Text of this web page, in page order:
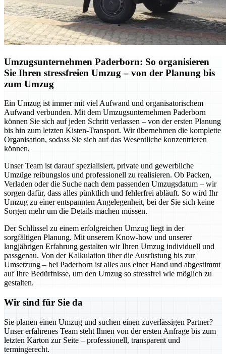
Umzugsunternehmen Paderborn: So organisieren
Sie Ihren stressfreien Umzug – von der Planung bis
zum Umzug
Ein Umzug ist immer mit viel Aufwand und organisatorischem
Aufwand verbunden. Mit dem Umzugsunternehmen Paderborn
können Sie sich auf jeden Schritt verlassen – von der ersten Planung
bis hin zum letzten Kisten-Transport. Wir übernehmen die komplette
Organisation, sodass Sie sich auf das Wesentliche konzentrieren
können.
Unser Team ist darauf spezialisiert, private und gewerbliche
Umzüge reibungslos und professionell zu realisieren. Ob Packen,
Verladen oder die Suche nach dem passenden Umzugsdatum – wir
sorgen dafür, dass alles pünktlich und fehlerfrei abläuft. So wird Ihr
Umzug zu einer entspannten Angelegenheit, bei der Sie sich keine
Sorgen mehr um die Details machen müssen.
Der Schlüssel zu einem erfolgreichen Umzug liegt in der
sorgfältigen Planung. Mit unserem Know-how und unserer
langjährigen Erfahrung gestalten wir Ihren Umzug individuell und
passgenau. Von der Kalkulation über die Ausrüstung bis zur
Umsetzung – bei Paderborn ist alles aus einer Hand und abgestimmt
auf Ihre Bedürfnisse, um den Umzug so stressfrei wie möglich zu
gestalten.
Wir sind für Sie da
Sie planen einen Umzug und suchen einen zuverlässigen Partner?
Unser erfahrenes Team steht Ihnen von der ersten Anfrage bis zum
letzten Karton zur Seite – professionell, transparent und
termingerecht.